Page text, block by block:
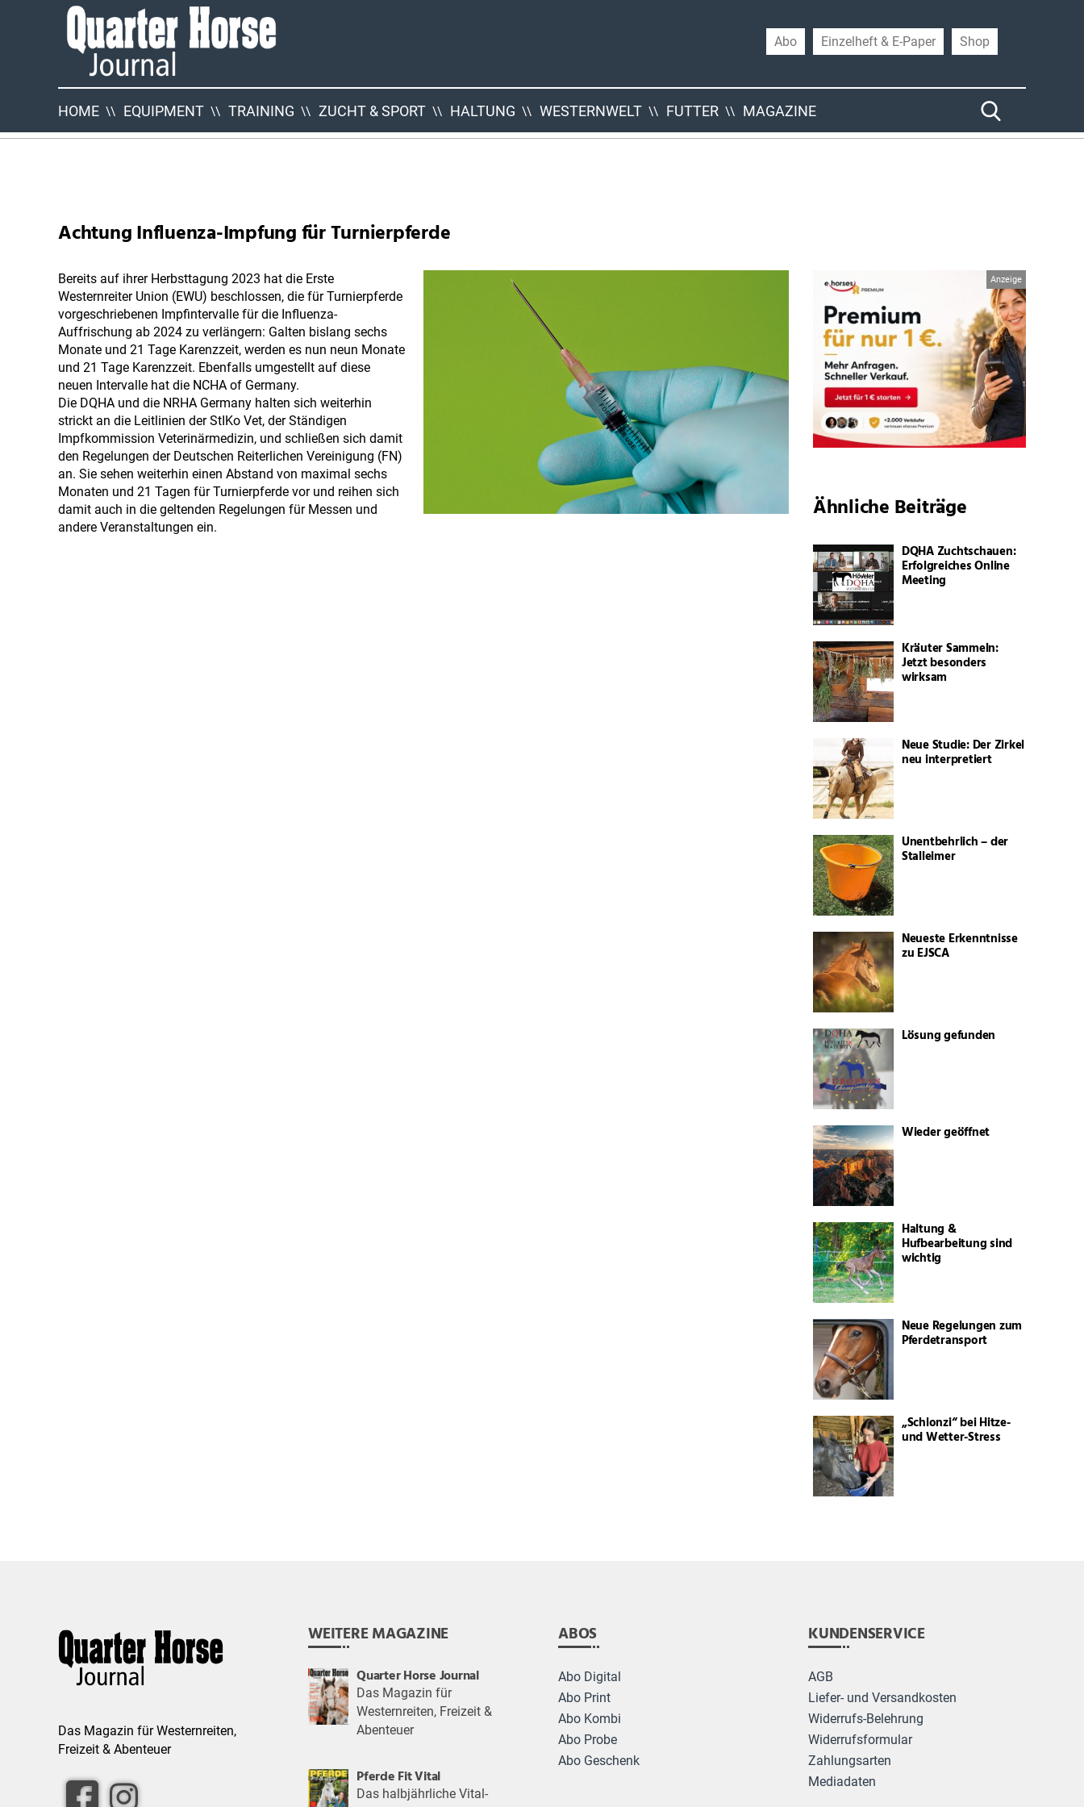
Quarter
Horse
Journal
HOME EQUIPMENT TRAINING ZUCHT & SPORT HALTUNG WESTERNWELT FUTTER MAGAZINE
Abo Einzelheft & E-Paper Shop
QHJ Neuigkeiten
Achtung Influenza-Impfung für Turnierpferde
Bereits auf ihrer Herbsttagung 2023 hat die Erste
Westernreiter Union (EWU) beschlossen, die für Turnierpferde
vorgeschriebenen Impfintervalle für die Influenza-
Auffrischung ab 2024 zu verlängern: Galten bislang sechs
Monate und 21 Tage Karenzzeit, werden es nun neun Monate
und 21 Tage Karenzzeit. Ebenfalls umgestellt auf diese
neuen Intervalle hat die NCHA of Germany.
Die DQHA und die NRHA Germany halten sich weiterhin
strickt an die Leitlinien der StIKo Vet, der Ständigen
Impfkommission Veterinärmedizin, und schließen sich damit
den Regelungen der Deutschen Reiterlichen Vereinigung (FN)
an. Sie sehen weiterhin einen Abstand von maximal sechs
Monaten und 21 Tagen für Turnierpferde vor und reihen sich
damit auch in die geltenden Regelungen für Messen und
andere Veranstaltungen ein.
Ähnliche Beiträge
DQHA Zuchtschauen:
Erfolgreiches Online
Meeting
Kräuter Sammeln:
Jetzt besonders
wirksam
Neue Studie: Der Zirkel
neu interpretiert
Unentbehrlich – der
Stalleimer
Neueste Erkenntnisse
zu EJSCA
Lösung gefunden
Wieder geöffnet
Haltung &
Hufbearbeitung sind
wichtig
Neue Regelungen zum
Pferdetransport
„Schlonzi“ bei Hitze-
und Wetter-Stress
Das Magazin für Westernreiten,
Freizeit & Abenteuer
WEITERE MAGAZINE
Quarter Horse Journal
Das Magazin für
Westernreiten, Freizeit &
Abenteuer
Pferde Fit Vital
Das halbjährliche Vital-
ABOS
Abo Digital
Abo Print
Abo Kombi
Abo Probe
Abo Geschenk
KUNDENSERVICE
AGB
Liefer- und Versandkosten
Widerrufs-Belehrung
Widerrufsformular
Zahlungsarten
Mediadaten